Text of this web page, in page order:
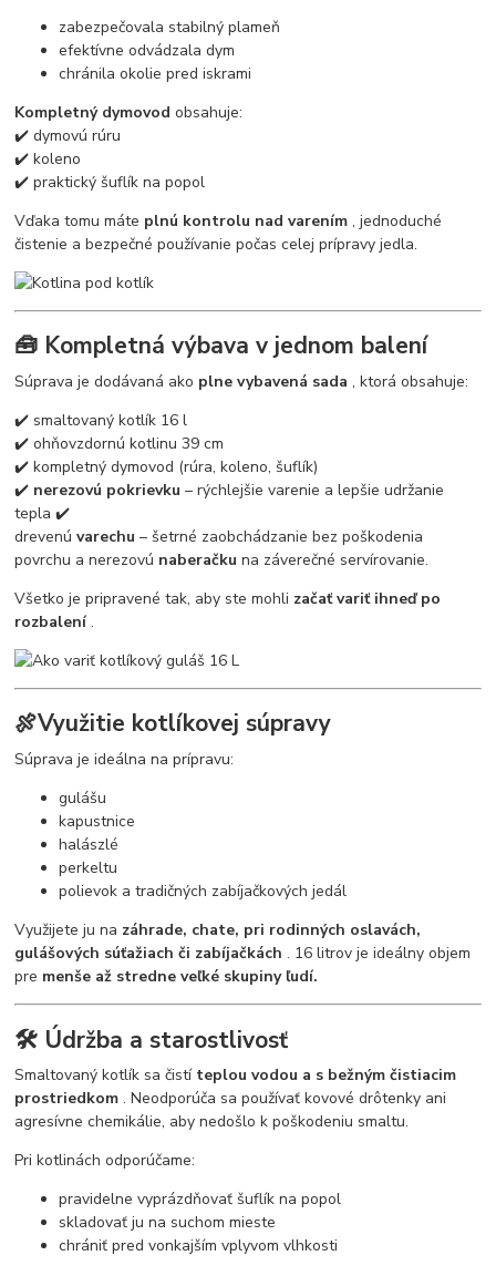
zabezpečovala stabilný plameň
efektívne odvádzala dym
chránila okolie pred iskrami
Kompletný dymovod obsahuje:
✔️ dymovú rúru
✔️ koleno
✔️ praktický šuflík na popol
Vďaka tomu máte plnú kontrolu nad varením , jednoduché
čistenie a bezpečné používanie počas celej prípravy jedla.
🧰 Kompletná výbava v jednom balení
Súprava je dodávaná ako plne vybavená sada , ktorá obsahuje:
✔️ smaltovaný kotlík 16 l
✔️ ohňovzdornú kotlinu 39 cm
✔️ kompletný dymovod (rúra, koleno, šuflík)
✔️ nerezovú pokrievku – rýchlejšie varenie a lepšie udržanie
tepla ✔️
drevenúvarechu – šetrné zaobchádzanie bez poškodenia
povrchu a nerezovú naberačku na záverečné servírovanie.
Všetko je pripravené tak, aby ste mohli začať variť ihneď po
rozbalení.
🍖Využitie kotlíkovej súpravy
Súprava je ideálna na prípravu:
gulášu
kapustnice
halászlé
perkeltu
polievok a tradičných zabíjačkových jedál
Využijete ju na záhrade, chate, pri rodinných oslavách,
gulášových súťažiach či zabíjačkách . 16 litrov je ideálny objem
pre menše až stredne veľké skupiny ľudí.
🛠️ Údržba a starostlivosť
Smaltovaný kotlík sa čistí teplou vodou a s bežným čistiacim
prostriedkom . Neodporúča sa používať kovové drôtenky ani
agresívne chemikálie, aby nedošlo k poškodeniu smaltu.
Pri kotlinách odporúčame:
pravidelne vyprázdňovať šuflík na popol
skladovať ju na suchom mieste
chrániť pred vonkajším vplyvom vlhkosti